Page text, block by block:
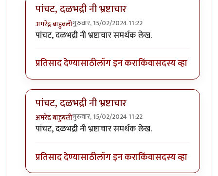
पांचट, दळभद्री नी भ्रष्टाचार
अमरेंद्र बाहुबलीगुरुवार, 15/02/2024 11:22
In reply toहा .... हा .... हा .... !byचौथा कोनाडा
पांचट, दळभद्री नी भ्रष्टाचार समर्थक लेख.
प्रतिसाद देण्यासाठीलॉग इन कराकिंवासदस्य व्हा
पांचट, दळभद्री नी भ्रष्टाचार
अमरेंद्र बाहुबलीगुरुवार, 15/02/2024 11:22
In reply toहा .... हा .... हा .... !byचौथा कोनाडा
पांचट, दळभद्री नी भ्रष्टाचार समर्थक लेख.
प्रतिसाद देण्यासाठीलॉग इन कराकिंवासदस्य व्हा